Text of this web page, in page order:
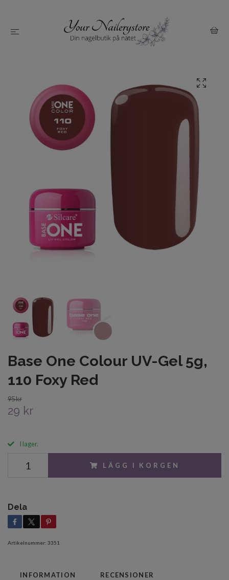
Base One Colour UV-Gel 5g,
110 Foxy Red
95 kr
29 kr
I lager.
LÄGG I KORGEN
Dela
Artikelnummer: 3351
INFORMATION RECENSIONER